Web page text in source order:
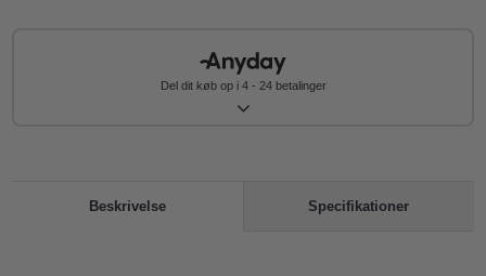
Del dit køb op i 4 - 24 betalinger
Beskrivelse Specifikationer